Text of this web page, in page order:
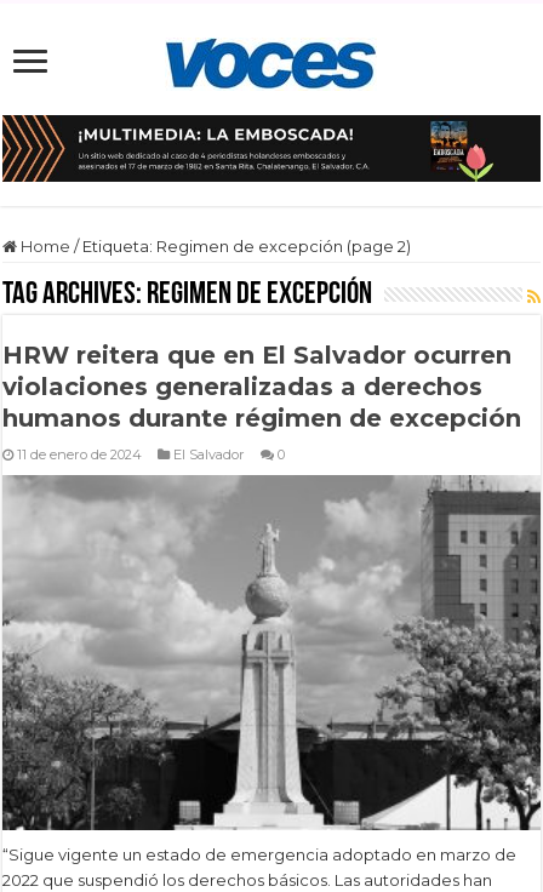
Home / Etiqueta: Regimen de excepción (page 2)
Tag Archives: Regimen de excepción
HRW reitera que en El Salvador ocurren
violaciones generalizadas a derechos
humanos durante régimen de excepción
11 de enero de 2024 El Salvador 0
“Sigue vigente un estado de emergencia adoptado en marzo de
2022 que suspendió los derechos básicos. Las autoridades han